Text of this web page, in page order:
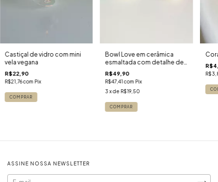
Castiçal de vidro com mini
vela vegana
R$22,90
R$21,76com Pix
Bowl Love em cerâmica
esmaltada com detalhe de
coração
R$49,90
R$47,41com Pix
3 x de R$19,50
COMPRAR
ASSINE NOSSA NEWSLETTER